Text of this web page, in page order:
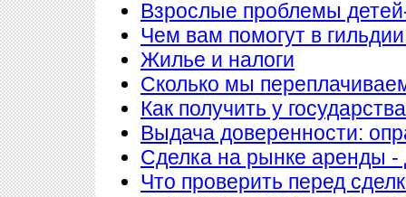
Взрослые проблемы
Чем вам помогут в
Жилье и налоги
Сколько мы
Как получить у
Выдача доверенности:
Сделка на рынке аренды -
Что проверить перед